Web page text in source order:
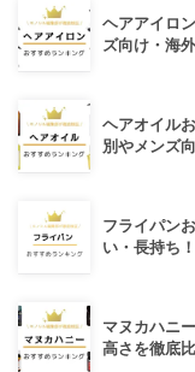
ヘアアイロ
ズ向け・海
ヘアオイル
別やメンズ
フライパン
い・長持ち
マヌカハニ
高さを徹底